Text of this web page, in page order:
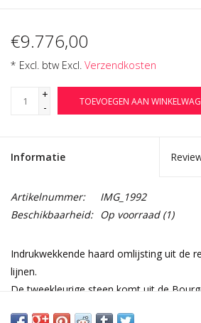
€9.776,00
* Excl. btw Excl. Verzendkosten
+
-
TOEVOEGEN AAN
Informatie
Artikelnummer:
IMG_1992
Beschikbaarheid: Op voorraad(1)
Indrukwekkende haard omlijsting uit de
lijnen.
De tweekleurige steen komt uit de